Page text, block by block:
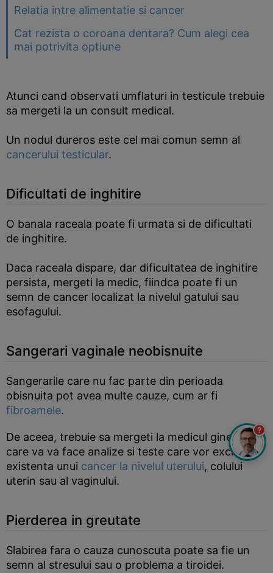
Relatia intre alimentatie si cancer
Cat rezista o coroana dentara? Cum alegi cea
mai potrivita optiune
Atunci cand observati umflaturi in testicule trebuie
sa mergeti la un consult medical.
Un nodul dureros este cel mai comun semn al
cancerului testicular.
Dificultati de inghitire
O banala raceala poate fi urmata si de dificultati
de inghitire.
Daca raceala dispare, dar dificultatea de inghitire
persista, mergeti la medic, fiindca poate fi un
semn de cancer localizat la nivelul gatului sau
esofagului.
Sangerari vaginale neobisnuite
Sangerarile care nu fac parte din perioada
obisnuita pot avea multe cauze, cum ar fi
fibroamele.
De aceea, trebuie sa mergeti la medicul ginecolog
care va va face analize si teste care vor exclude
existenta unui cancer la nivelul uterului, colului
uterin sau al vaginului.
Pierderea in greutate
Slabirea fara o cauza cunoscuta poate sa fie un
semn al stresului sau o problema a tiroidei.
?